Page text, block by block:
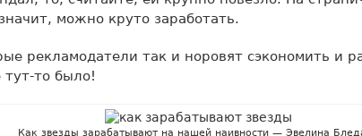
можно круто заработать.
рекламодатели так и норовят сэкономить и
то было!
Как звезды зарабатывают на нашей наивности — Эвелина